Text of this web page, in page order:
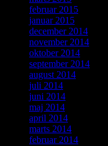
februar 2015
januar 2015
december 2014
november 2014
oktober 2014
september 2014
august 2014
juli 2014
juni 2014
maj 2014
april 2014
marts 2014
februar 2014